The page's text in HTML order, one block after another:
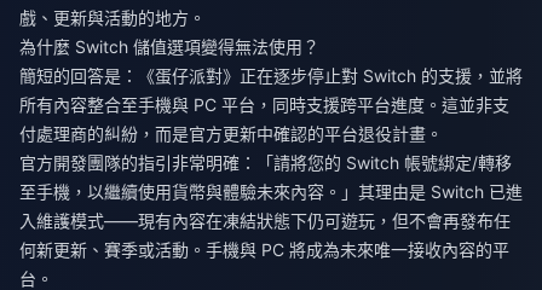
戲、更新與活動的地方。
為什麼 Switch 儲值選項變得無法使用？
簡短的回答是：《蛋仔派對》正在逐步停止對 Switch 的支援，並將
所有內容整合至手機與 PC 平台，同時支援跨平台進度。這並非支
付處理商的糾紛，而是官方更新中確認的平台退役計畫。
官方開發團隊的指引非常明確：「請將您的 Switch 帳號綁定/轉移
至手機，以繼續使用貨幣與體驗未來內容。」其理由是 Switch 已進
入維護模式——現有內容在凍結狀態下仍可遊玩，但不會再發布任
何新更新、賽季或活動。手機與 PC 將成為未來唯一接收內容的平
台。